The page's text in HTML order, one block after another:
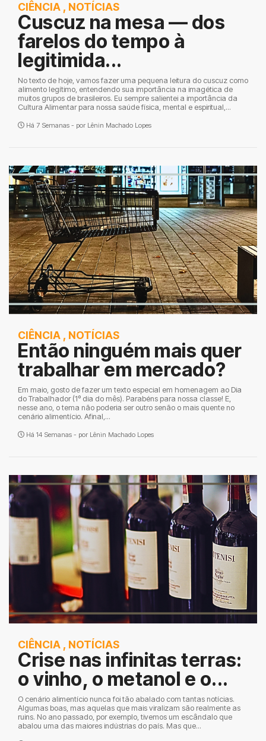
CIÊNCIA , NOTÍCIAS
Cuscuz na mesa — dos
farelos do tempo à
legitimida...
No texto de hoje, vamos fazer uma pequena leitura do cuscuz como
alimento legítimo, entendendo sua importância na imagética de
muitos grupos de brasileiros. Eu sempre salientei a importância da
Cultura Alimentar para nossa saúde física, mental e espiritual,...
Há 7 Semanas - por Lênin Machado Lopes
CIÊNCIA , NOTÍCIAS
Então ninguém mais quer
trabalhar em mercado?
Em maio, gosto de fazer um texto especial em homenagem ao Dia
do Trabalhador (1º dia do mês). Parabéns para nossa classe! E,
nesse ano, o tema não poderia ser outro senão o mais quente no
cenário alimentício. Afinal,...
Há 14 Semanas - por Lênin Machado Lopes
CIÊNCIA , NOTÍCIAS
Crise nas infinitas terras:
o vinho, o metanol e o...
O cenário alimentício nunca foi tão abalado com tantas notícias.
Algumas boas, mas aquelas que mais viralizam são realmente as
ruins. No ano passado, por exemplo, tivemos um escândalo que
abalou uma das maiores indústrias do país. Mas que...